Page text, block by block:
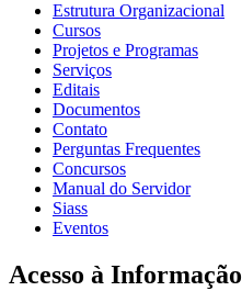
Estrutura Organizacional
Cursos
Projetos e Programas
Serviços
Editais
Documentos
Contato
Perguntas Frequentes
Concursos
Manual do Servidor
Siass
Eventos
Acesso à Informação